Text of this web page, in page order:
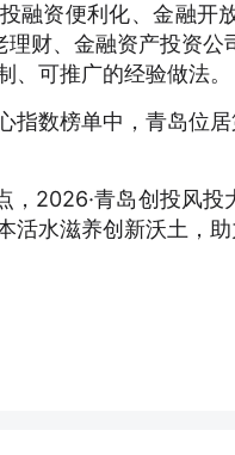
融资便利化、金融开
理财、金融资产投资
、可推广的经验做法。
指数榜单中，青岛位
，2026·青岛创投风
活水滋养创新沃土，